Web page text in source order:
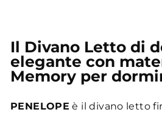
Il Divano Letto di
elegante con
Memory per
PENELOPE è il divano letto